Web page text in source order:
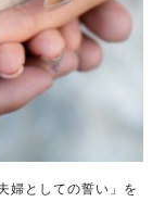
婦としての誓い」を